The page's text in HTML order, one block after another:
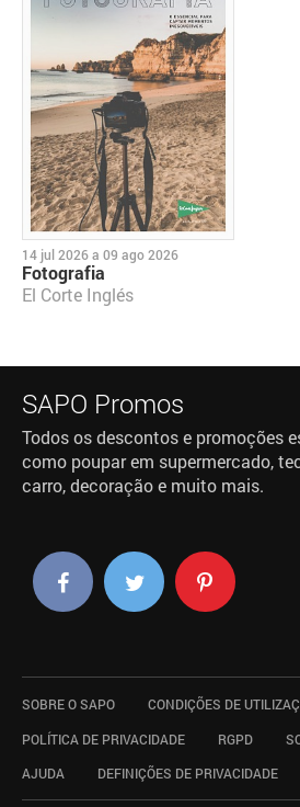
14 jul 2026 a 09 ago 2026
Fotografia
El Corte Inglés
SAPO Promos
Todos os descontos e promoções
como poupar em supermercado,
carro, decoração e muito mais.
SOBRE O SAPO
CONDIÇÕES DE
POLÍTICA DE PRIVACIDADE
RGPD
AJUDA
DEFINIÇÕES DE PRIVACIDADE